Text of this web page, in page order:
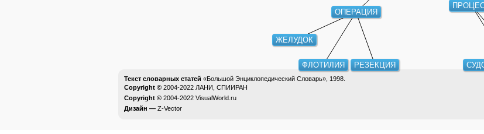
ОПЕРАЦИЯ
РЕЗЕКЦИЯ
ФЛОТИЛИЯ
ЖЕЛУДОК
Текст словарных статей «Большой Энциклопедический Словарь», 1998.
Copyright © 2004-2022 ЛАНИ, СПИИРАН
Copyright © 2004-2022 VisualWorld.ru
Дизайн — Z-Vector